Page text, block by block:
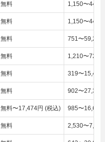
無料 1,150〜
無料 1,150〜
無料 751〜59,290
無料 1,210〜
無料 319〜15,400
無料 902〜27,390
無料〜17,474円 (税込) 985〜16,636
無料 2,530〜